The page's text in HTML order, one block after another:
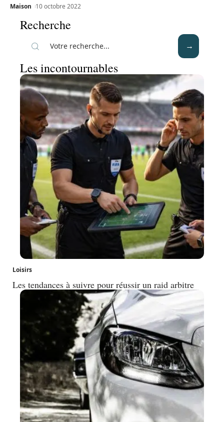
Maison 10 octobre 2022
Recherche
Les incontournables
Loisirs
Les tendances à suivre pour réussir un raid arbitre